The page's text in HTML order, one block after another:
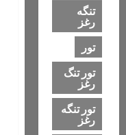
تنگه
رغز
تور
تور تنگ
رغز
تور تنگه
رغز